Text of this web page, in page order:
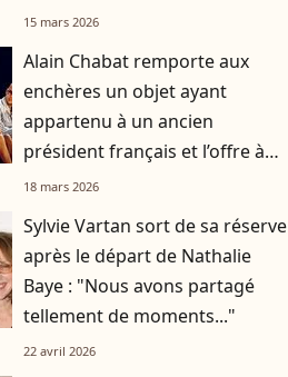
15 mars 2026
Alain Chabat remporte aux
enchères un objet ayant
appartenu à un ancien
président français et l’offre à
Marina Foïs
18 mars 2026
Sylvie Vartan sort de sa réserve
après le départ de Nathalie
Baye : "Nous avons partagé
tellement de moments..."
22 avril 2026